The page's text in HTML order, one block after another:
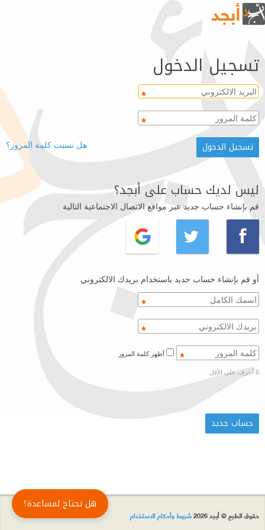
تسجيل الدخول
هل نسيت كلمة المرور؟
ليس لديك حساب على أبجد؟
قم بإنشاء حساب جديد عبر مواقع الاتصال الاجتماعية التالية
أو قم بإنشاء حساب جديد باستخدام بريدك الالكتروني
6 أحرف على الأقل
حقوق الطبع © أبجد 2026 شروط وأحكام الاستخدام
هل تحتاج لمساعدة؟